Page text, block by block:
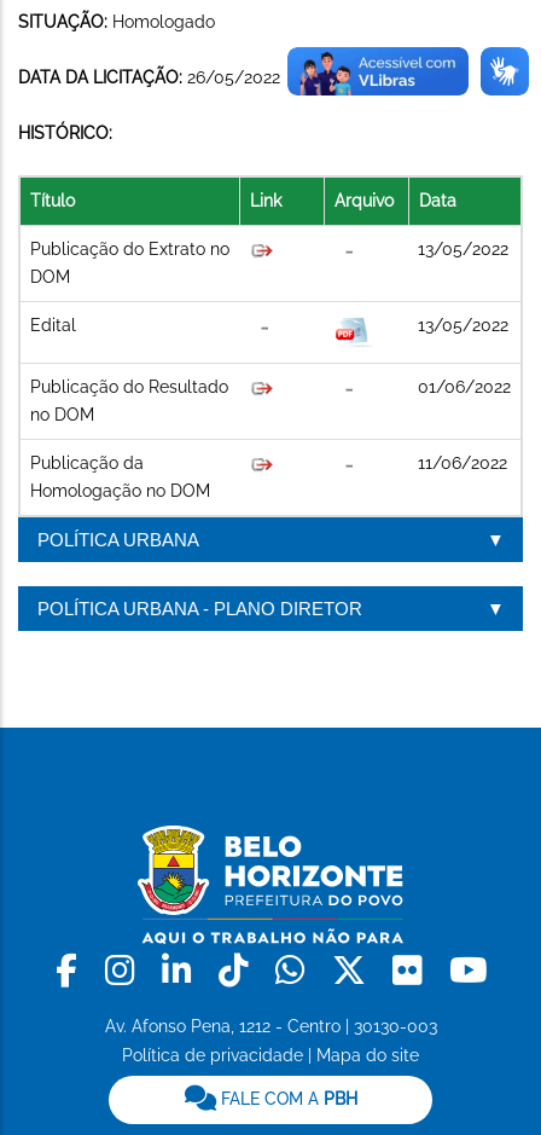
SITUAÇÃO: Homologado
DATA DA LICITAÇÃO: 26/05/2022
HISTÓRICO:
Título Link Arquivo Data
Publicação do Extrato no
DOM
13/05/2022
Edital 13/05/2022
Publicação do Resultado
no DOM
01/06/2022
Publicação da
Homologação no DOM
11/06/2022
POLÍTICA URBANA
POLÍTICA URBANA - PLANO DIRETOR
Facebook
Instagram
LinkedinTiktokWhatsapp
X Flickr
Av. Afonso Pena, 1212 - Centro | 30130-003
Política de privacidade
Mapa do site
FALE COM A PBH